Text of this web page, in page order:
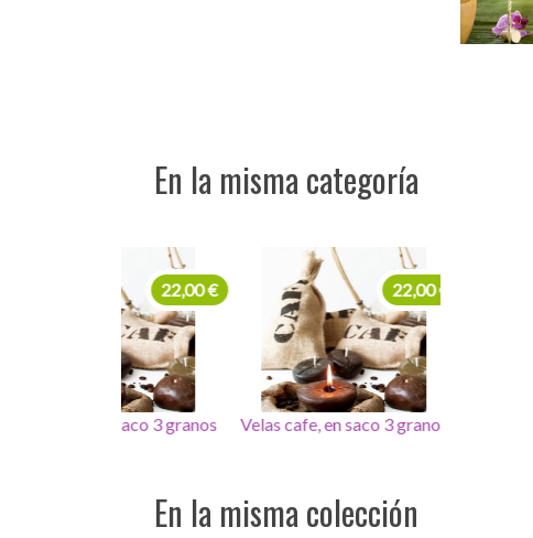
En la misma categoría
Velas cafe, en saco 3 granos
22,00 €
Velas cafe, en saco 3
En la misma colección